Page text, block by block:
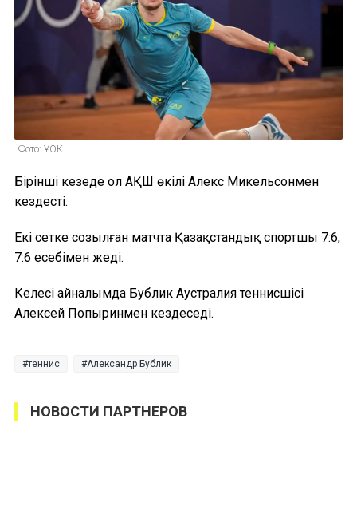
Фото: ҰОК
Бірінші кезеңде ол АҚШ өкілі Алекс Микельсонмен
кездесті.
Екі сетке созылған матчта Қазақстандық спортшы 7:6,
7:6 есебімен жеңді.
Келесі айналымда Бублик Аустралия теннисшісі
Алексей Попыринмен кездеседі.
теннис Александр Бублик
НОВОСТИ ПАРТНЕРОВ